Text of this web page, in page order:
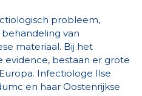
probleem,
van
materiaal. Bij het
bestaan er grote
Infectiologe Ilse
en haar Oostenrijkse